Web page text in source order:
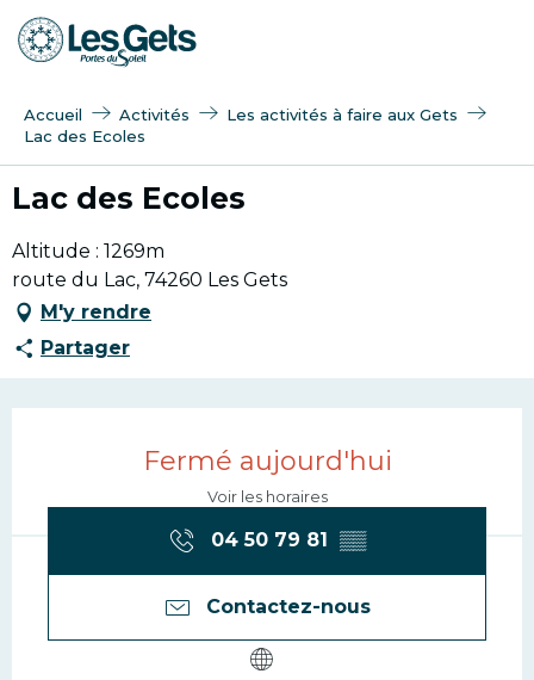
Aller
au
Accueil Activités
Les activités à faire aux Gets
Lac des Ecoles
Lac des Ecoles
Altitude : 1269m
route du Lac, 74260 Les Gets
M'y rendre
Partager
Ouverture et
Fermé aujourd'hui
Voir les horaires
04 50 79 81 ▒▒
Contactez-nous